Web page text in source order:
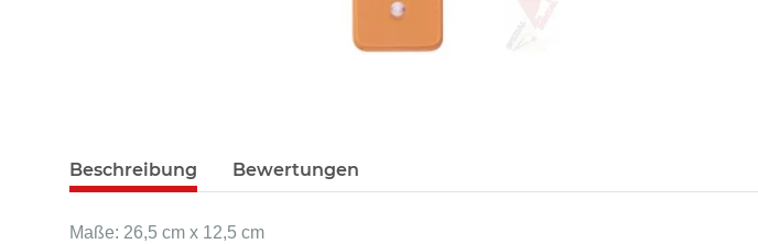
Beschreibung Bewertungen
Maße: 26,5 cm x 12,5 cm